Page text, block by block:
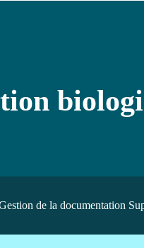
de la documentation